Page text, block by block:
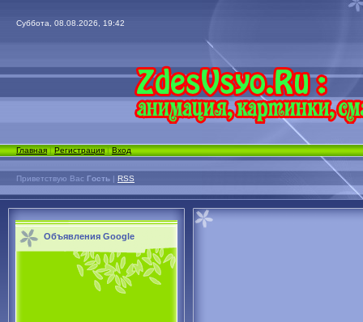
Суббота, 08.08.2026, 19:42
Главная|Регистрация|Вход
Приветствую Вас Гость | RSS
Объявления Google